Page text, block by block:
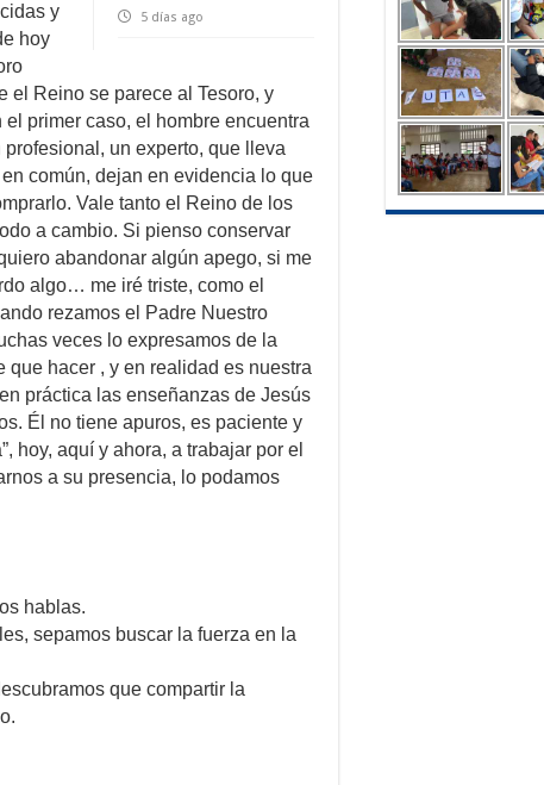
5 días ago
y
hoy
el Reino se parece al Tesoro, y
primer caso, el hombre encuentra
un experto, que lleva
común, dejan en evidencia lo que
Vale tanto el Reino de los
a cambio. Si pienso conservar
abandonar algún apego, si me
algo… me iré triste, como el
rezamos el Padre Nuestro
veces lo expresamos de la
que hacer , y en realidad es nuestra
práctica las enseñanzas de Jesús
Él no tiene apuros, es paciente y
hoy, aquí y ahora, a trabajar por el
a su presencia, lo podamos
hablas.
sepamos buscar la fuerza en la
que compartir la